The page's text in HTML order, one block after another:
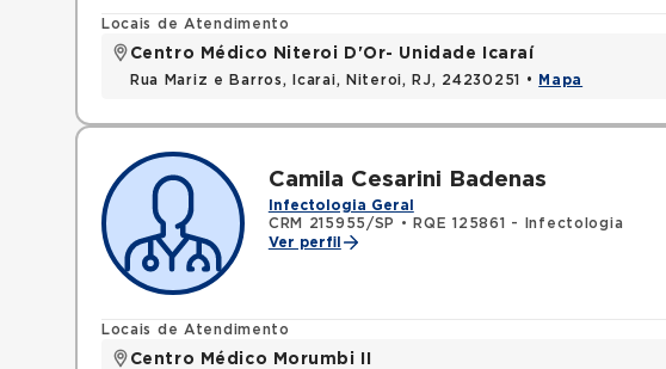
Locais de Atendimento
Centro Médico Niteroi D'Or- Unidade Icaraí
Rua Mariz e Barros, Icarai, Niteroi, RJ, 24230251 • Mapa
Camila Cesarini Badenas
Infectologia Geral
CRM 215955/SP
•
RQE 125861 - Infectologia
Ver perfil
Locais de Atendimento
Centro Médico Morumbi II